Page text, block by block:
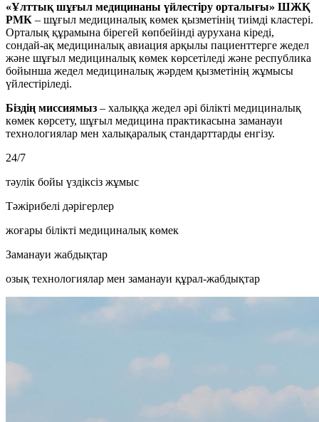
«Ұлттық шұғыл медицинаны үйлестіру орталығы» ШЖҚ
РМК – шұғыл медициналық көмек қызметінің тиімді кластері.
Орталық құрамына бірегей көпбейінді аурухана кіреді,
сондай-ақ медициналық авиация арқылы пациенттерге жедел
және шұғыл медициналық көмек көрсетіледі және республика
бойынша жедел медициналық жәрдем қызметінің жұмысы
үйлестіріледі.
Біздің миссиямыз – халыққа жедел әрі білікті медициналық
көмек көрсету, шұғыл медицина практикасына заманауи
технологиялар мен халықаралық стандарттарды енгізу.
24/7
тәулік бойы үздіксіз жұмыс
Тәжірибелі дәрігерлер
жоғары білікті медициналық көмек
Заманауи жабдықтар
озық технологиялар мен заманауи құрал-жабдықтар